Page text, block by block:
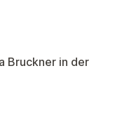
Bruckner in der